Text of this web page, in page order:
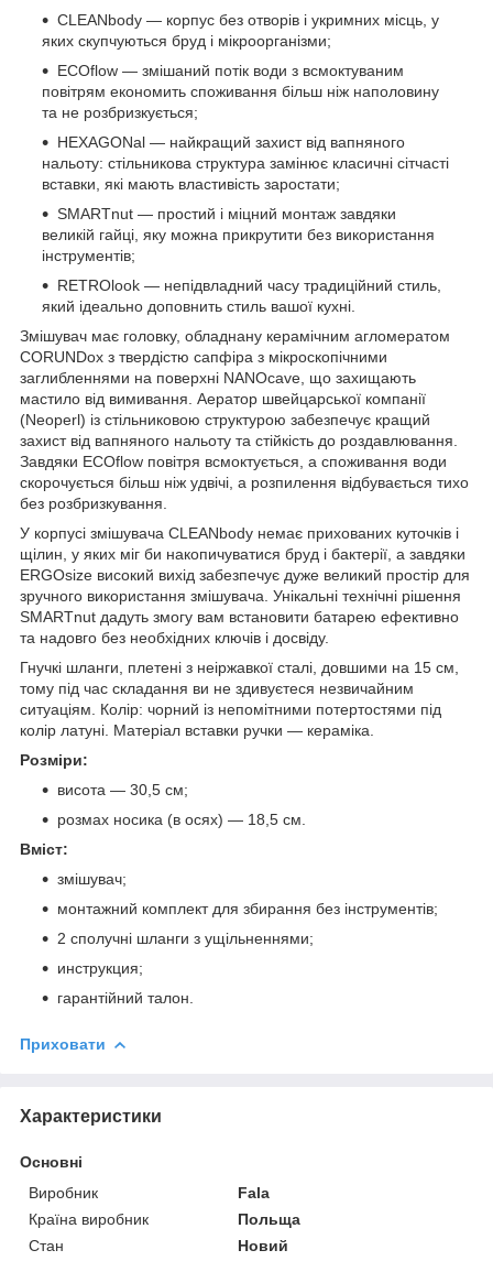
CLEANbody — корпус без отворів і укримних місць, у
яких скупчуються бруд і мікроорганізми;
ECOflow — змішаний потік води з всмоктуваним
повітрям економить споживання більш ніж наполовину
та не розбризкується;
HEXAGONal — найкращий захист від вапняного
нальоту: стільникова структура замінює класичні сітчасті
вставки, які мають властивість заростати;
SMARTnut — простий і міцний монтаж завдяки
великій гайці, яку можна прикрутити без використання
інструментів;
RETROlook — непідвладний часу традиційний стиль,
який ідеально доповнить стиль вашої кухні.
Змішувач має головку, обладнану керамічним агломератом
CORUNDox з твердістю сапфіра з мікроскопічними
заглибленнями на поверхні NANOcave, що захищають
мастило від вимивання. Аератор швейцарської компанії
(Neoperl) із стільниковою структурою забезпечує кращий
захист від вапняного нальоту та стійкість до роздавлювання.
Завдяки ECOflow повітря всмоктується, а споживання води
скорочується більш ніж удвічі, а розпилення відбувається тихо
без розбризкування.
У корпусі змішувача CLEANbody немає прихованих куточків і
щілин, у яких міг би накопичуватися бруд і бактерії, а завдяки
ERGOsize високий вихід забезпечує дуже великий простір для
зручного використання змішувача. Унікальні технічні рішення
SMARTnut дадуть змогу вам встановити батарею ефективно
та надовго без необхідних ключів і досвіду.
Гнучкі шланги, плетені з неіржавкої сталі, довшими на 15 см,
тому під час складання ви не здивуєтеся незвичайним
ситуаціям. Колір: чорний із непомітними потертостями під
колір латуні. Матеріал вставки ручки — кераміка.
Розміри:
висота — 30,5 см;
розмах носика (в осях) — 18,5 см.
Вміст:
змішувач;
монтажний комплект для збирання без інструментів;
2 сполучні шланги з ущільненнями;
инструкция;
гарантійний талон.
Приховати
Характеристики
Основні
Виробник
Fala
Країна виробник
Польща
Стан
Новий